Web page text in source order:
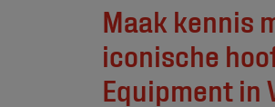
Maak kennis
iconische
Equipment in